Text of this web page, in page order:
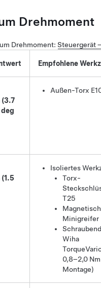
Drehmoment
Drehmoment: Steuergerät
Empfohlene
(3.7
Außen-Torx
(1.5
Isoliertes
Torx-
T25
Minigreifer
Wiha
0,8–2,0
Montage)